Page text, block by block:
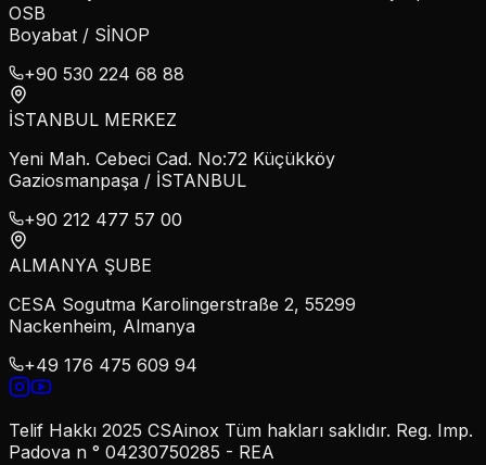
OSB
Boyabat / SİNOP
+90 530 224 68 88
İSTANBUL MERKEZ
Yeni Mah. Cebeci Cad. No:72 Küçükköy
Gaziosmanpaşa / İSTANBUL
+90 212 477 57 00
ALMANYA ŞUBE
CESA Sogutma Karolingerstraße 2, 55299
Nackenheim, Almanya
+49 176 475 609 94
Telif Hakkı 2025 CSAinox Tüm hakları saklıdır. Reg. Imp.
Padova n ° 04230750285 - REA